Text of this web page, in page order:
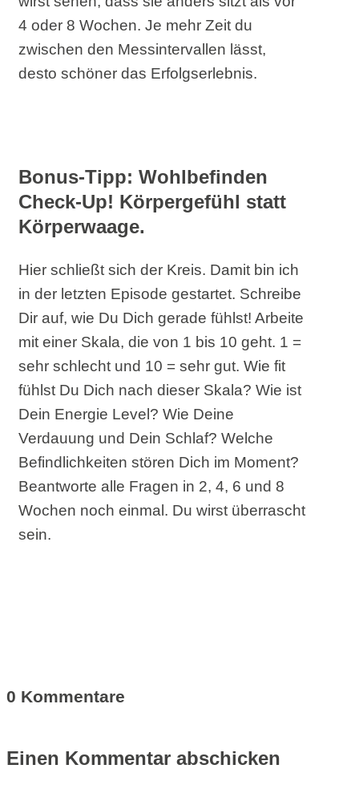
4 oder 8 Wochen. Je mehr Zeit du
zwischen den Messintervallen lässt,
desto schöner das Erfolgserlebnis.
Bonus-Tipp: Wohlbefinden
Check-Up! Körpergefühl statt
Körperwaage.
Hier schließt sich der Kreis. Damit bin ich
in der letzten Episode gestartet. Schreibe
Dir auf, wie Du Dich gerade fühlst! Arbeite
mit einer Skala, die von 1 bis 10 geht. 1 =
sehr schlecht und 10 = sehr gut. Wie fit
fühlst Du Dich nach dieser Skala? Wie ist
Dein Energie Level? Wie Deine
Verdauung und Dein Schlaf? Welche
Befindlichkeiten stören Dich im Moment?
Beantworte alle Fragen in 2, 4, 6 und 8
Wochen noch einmal. Du wirst überrascht
sein.
0 Kommentare
Einen Kommentar abschicken